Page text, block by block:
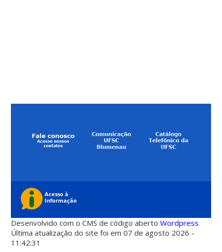
Desenvolvido com o CMS de código abertoWordpress
Última atualização do site foi em 07 de agosto 2026 -
11:42:31